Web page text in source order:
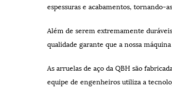
espessuras e acabamentos, tornando-
Além de serem extremamente
qualidade garante que a nossa
As arruelas de aço da QBH são
equipe de engenheiros utiliza a